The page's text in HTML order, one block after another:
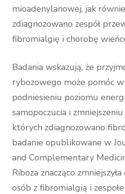
mioadenylanowej, jak
zdiagnozowano zespół
fibromialgię i chorobę
Badania wskazują, że
rybozowego może pomóc
podniesieniu poziomu
samopoczucia i
których zdiagnozowano
badanie opublikowane w
and Complementary
Riboza znacząco
osób z fibromialgią i